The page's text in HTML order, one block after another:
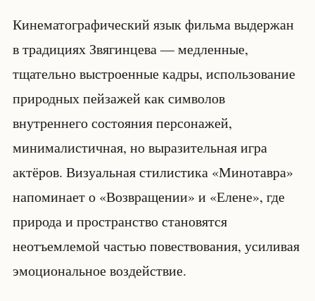
Кинематографический язык фильма выдержан
в традициях Звягинцева — медленные,
тщательно выстроенные кадры, использование
природных пейзажей как символов
внутреннего состояния персонажей,
минималистичная, но выразительная игра
актёров. Визуальная стилистика «Минотавра»
напоминает о «Возвращении» и «Елене», где
природа и пространство становятся
неотъемлемой частью повествования, усиливая
эмоциональное воздействие.